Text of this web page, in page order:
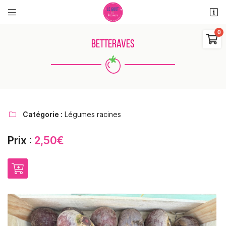
 

 Rafraîchir le captcha
BETTERAVES
 Catégorie : Légumes racines
Prix : 2,50€